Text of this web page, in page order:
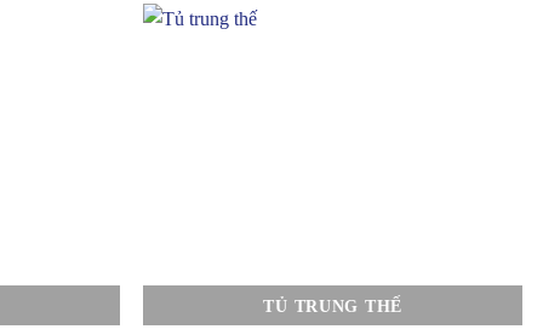
TỦ TRUNG THẾ